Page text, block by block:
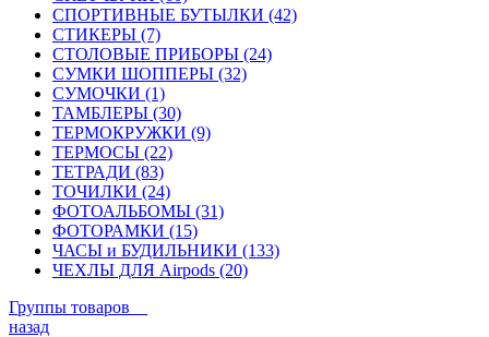
СПОРТИВНЫЕ БУТЫЛКИ (42)
СТИКЕРЫ (7)
СТОЛОВЫЕ ПРИБОРЫ (24)
СУМКИ ШОППЕРЫ (32)
СУМОЧКИ (1)
ТАМБЛЕРЫ (30)
ТЕРМОКРУЖКИ (9)
ТЕРМОСЫ (22)
ТЕТРАДИ (83)
ТОЧИЛКИ (24)
ФОТОАЛЬБОМЫ (31)
ФОТОРАМКИ (15)
ЧАСЫ и БУДИЛЬНИКИ (133)
ЧЕХЛЫ ДЛЯ Airpods (20)
Группы товаров
назад